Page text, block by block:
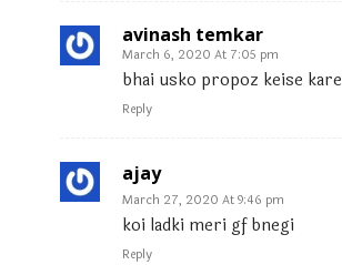
avinash temkar
March 6, 2020 At 7:05 pm
bhai usko propoz keise kare
Reply
ajay
March 27, 2020 At 9:46 pm
koi ladki meri gf bnegi
Reply